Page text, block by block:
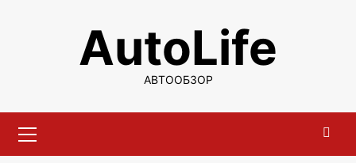
содержимомуAutoLife
АВТООБЗОР
меню